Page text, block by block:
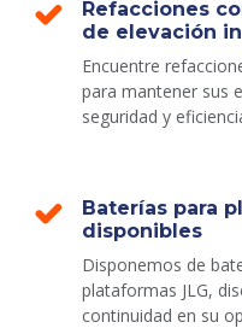
Refacciones
de elevación
Encuentre
para mantener sus
seguridad y
Baterías para
disponibles
Disponemos de
plataformas JLG,
continuidad en su